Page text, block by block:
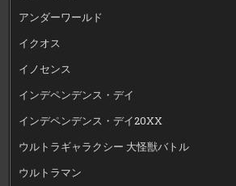
アンダーワールド
イクオス
イノセンス
インデペンデンス・デイ
インデペンデンス・デイ20XX
ウルトラギャラクシー 大怪獣バトル
ウルトラマン